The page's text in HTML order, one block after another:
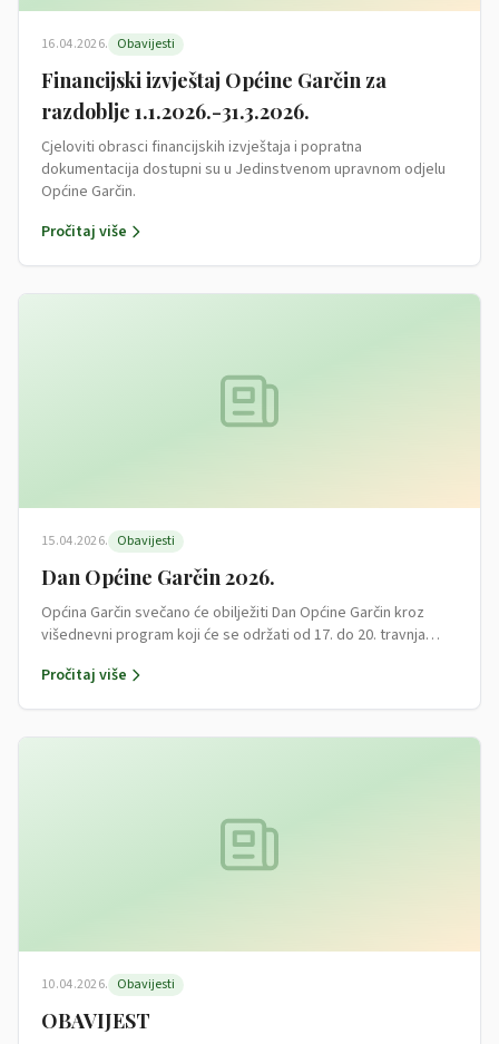
16.04.2026. Obavijesti
Financijski izvještaj Općine Garčin za
razdoblje 1.1.2026.-31.3.2026.
Cjeloviti obrasci financijskih izvještaja i popratna
dokumentacija dostupni su u Jedinstvenom upravnom odjelu
Općine Garčin.
Pročitaj više
15.04.2026. Obavijesti
Dan Općine Garčin 2026.
Općina Garčin svečano će obilježiti Dan Općine Garčin kroz
višednevni program koji će se održati od 17. do 20. travnja…
Pročitaj više
10.04.2026. Obavijesti
OBAVIJEST